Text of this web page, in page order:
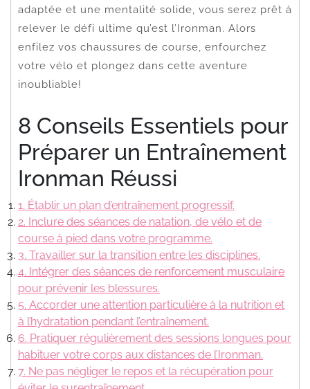
adaptée et une mentalité solide, vous serez prêt à
relever le défi ultime qu’est l’Ironman. Alors
enfilez vos chaussures de course, enfourchez
votre vélo et plongez dans cette aventure
inoubliable!
8 Conseils Essentiels pour
Préparer un Entraînement
Ironman Réussi
1. Établir un plan d’entraînement progressif.
2. Inclure des séances de natation, de vélo et de
course à pied dans votre programme.
3. Travailler sur la transition entre les disciplines.
4. Intégrer des séances de renforcement musculaire
pour prévenir les blessures.
5. Accorder une attention particulière à la nutrition et
à l’hydratation pendant l’entraînement.
6. Pratiquer régulièrement des sessions longues pour
habituer votre corps aux distances de l’Ironman.
7. Ne pas négliger le repos et la récupération pour